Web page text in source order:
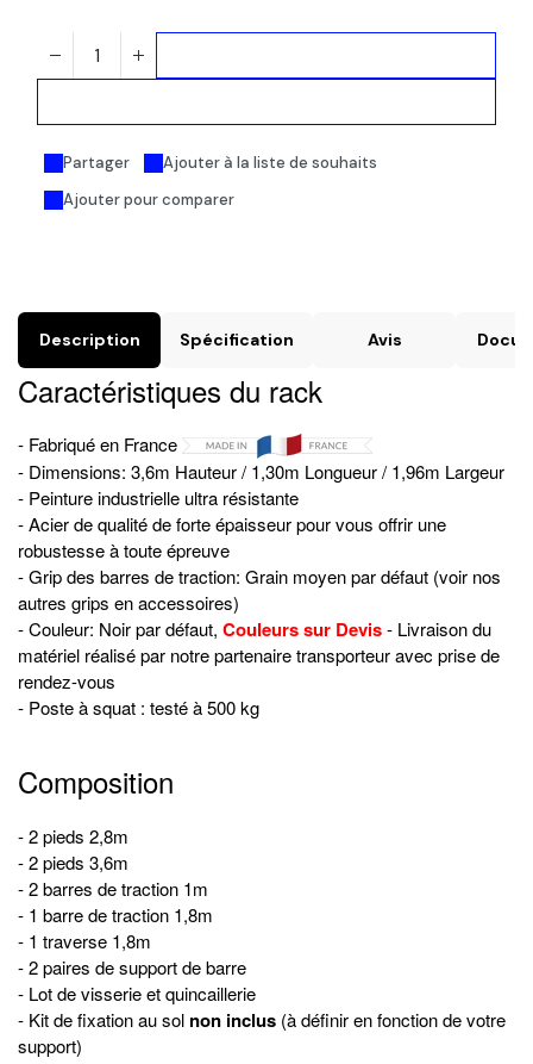
Ajouter pour comparer
Partager Ajouter à la liste de souhaits
Description Spécification Avis
Caractéristiques du rack
- Fabriqué en France
- Dimensions: 3,6m Hauteur / 1,30m Longueur / 1,96m Largeur
- Peinture industrielle ultra résistante
- Acier de qualité de forte épaisseur pour vous offrir une
robustesse à toute épreuve
- Grip des barres de traction: Grain moyen par défaut (voir nos
autres grips en accessoires)
- Couleur: Noir par défaut, Couleurs sur Devis- Livraison du
matériel réalisé par notre partenaire transporteur avec prise de
rendez-vous
- Poste à squat : testé à 500 kg
Composition
- 2 pieds 2,8m
- 2 pieds 3,6m
- 2 barres de traction 1m
- 1 barre de traction 1,8m
- 1 traverse 1,8m
- 2 paires de support de barre
- Lot de visserie et quincaillerie
- Kit de fixation au sol non inclus (à définir en fonction de votre
support)